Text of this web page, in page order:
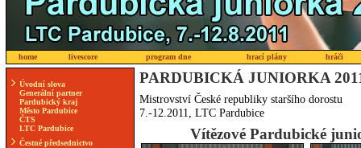
home livescore program dne hrací plány hráči
Úvodní slova
Generální partner
Pardubický kraj
Město Pardubice
ČTS
LTC Pardubice
Čestné předsednictvo
PARDUBICKÁ JUNIORKA
Mistrovství České republiky staršího dorostu
7.-12.2011, LTC Pardubice
Vítězové Pardubické